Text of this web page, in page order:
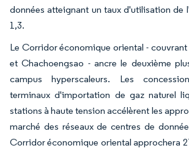
données atteignant un taux d'utilisation de
1,3.
Le Corridor économique oriental -
et Chachoengsao - ancre le deuxième
campus hyperscaleurs. Les
terminaux d'importation de gaz naturel
stations à haute tension accélèrent les
marché des réseaux de centres de
Corridor économique oriental approchera